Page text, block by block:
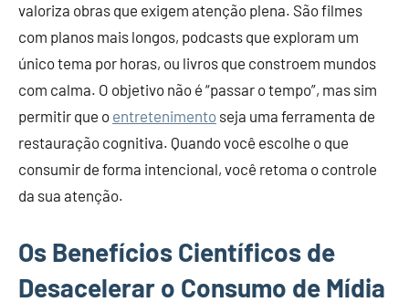
valoriza obras que exigem atenção plena. São filmes
com planos mais longos, podcasts que exploram um
único tema por horas, ou livros que constroem mundos
com calma. O objetivo não é “passar o tempo”, mas sim
permitir que o entretenimento seja uma ferramenta de
restauração cognitiva. Quando você escolhe o que
consumir de forma intencional, você retoma o controle
da sua atenção.
Os Benefícios Científicos de
Desacelerar o Consumo de Mídia